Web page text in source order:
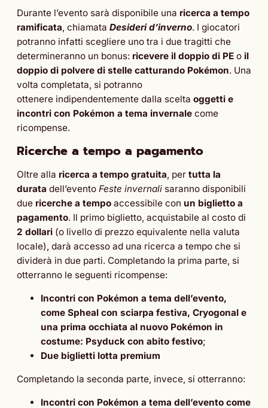
Durante l’evento sarà disponibile una ricerca a tempo
ramificata, chiamata Desideri d’inverno. I giocatori
potranno infatti scegliere uno tra i due tragitti che
determineranno un bonus: ricevere il doppio di PE o il
doppio di polvere di stelle catturando Pokémon. Una
volta completata, si potranno
ottenere indipendentemente dalla scelta oggetti e
incontri con Pokémon a tema invernale come
ricompense.
Ricerche a tempo a pagamento
Oltre alla ricerca a tempo gratuita, per tutta la
durata dell’evento Feste invernali saranno disponibili
due ricerche a tempo accessibile con un biglietto a
pagamento. Il primo biglietto, acquistabile al costo di
2 dollari (o livello di prezzo equivalente nella valuta
locale), darà accesso ad una ricerca a tempo che si
dividerà in due parti. Completando la prima parte, si
otterranno le seguenti ricompense:
Incontri con Pokémon a tema dell’evento,
come Spheal con sciarpa festiva, Cryogonal e
una prima occhiata al nuovo Pokémon in
costume: Psyduck con abito festivo;
Due biglietti lotta premium
Completando la seconda parte, invece, si otterranno:
Incontri con Pokémon a tema dell’evento come